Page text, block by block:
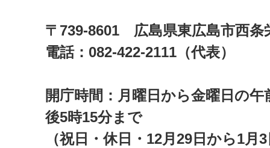
〒739-8601 広島県東広島市西
電話：082-422-2111（代表）
開庁時間：月曜日から金曜日の午
後5時15分まで
（祝日・休日・12月29日から1月